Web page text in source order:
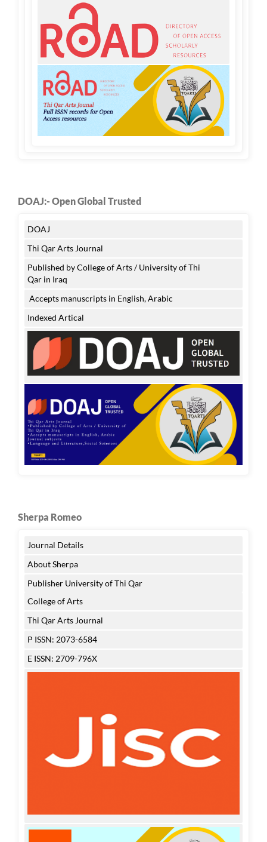
DOAJ:- Open Global Trusted
DOAJ
Thi Qar Arts Journal
Published by College of Arts / University of Thi
Qar in Iraq
Accepts manuscripts in English, Arabic
Indexed Artical
Sherpa Romeo
Journal Details
About Sherpa
Publisher University of Thi Qar
College of Arts
Thi Qar Arts Journal
P ISSN: 2073-6584
E ISSN: 2709-796X